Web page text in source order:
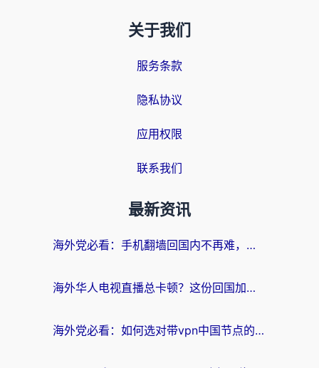
关于我们
服务条款
隐私协议
应用权限
联系我们
最新资讯
海外党必看：手机翻墙回国内不再难，一篇搞定无缝访问国内资源指南
海外华人电视直播总卡顿？这份回国加速器选择指南帮你无缝看国内资源
海外党必看：如何选对带vpn中国节点的加速器？无缝访问国内资源全攻略